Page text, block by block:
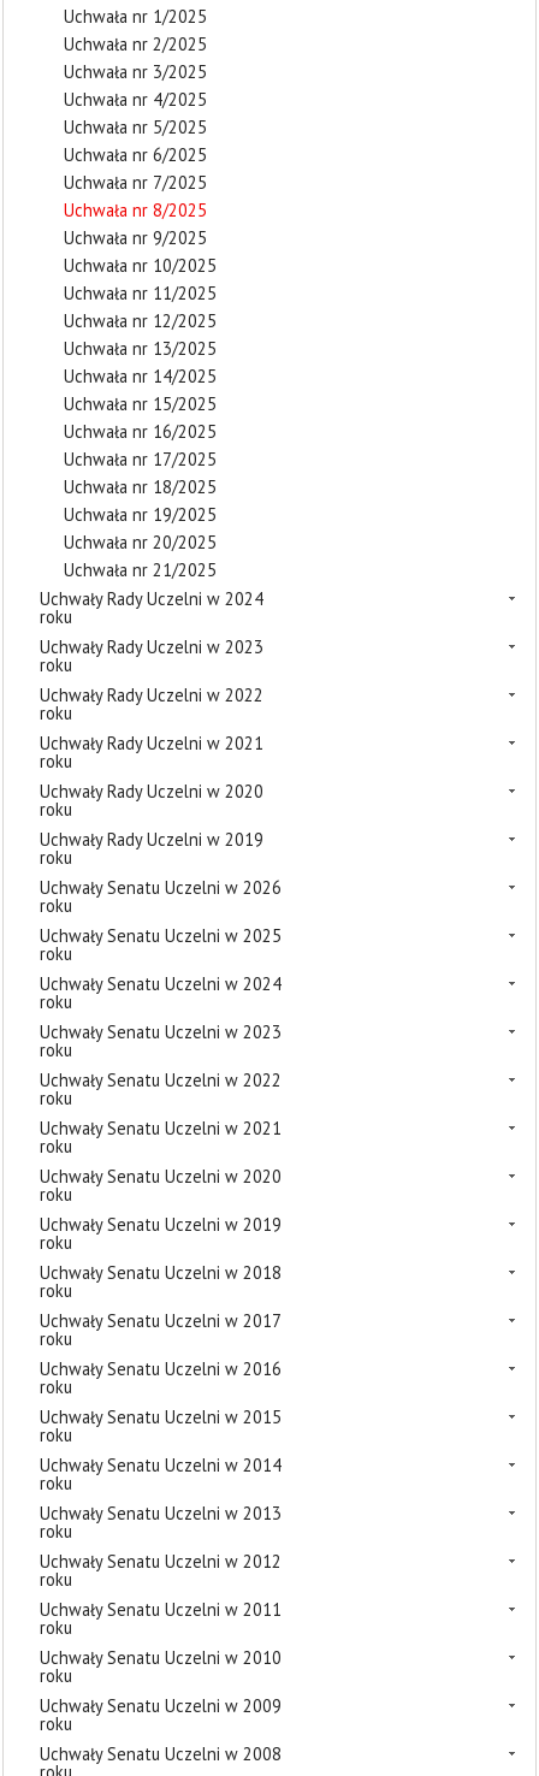
Uchwała nr 1/2025
Uchwała nr 2/2025
Uchwała nr 3/2025
Uchwała nr 4/2025
Uchwała nr 5/2025
Uchwała nr 6/2025
Uchwała nr 7/2025
Uchwała nr 8/2025
Uchwała nr 9/2025
Uchwała nr 10/2025
Uchwała nr 11/2025
Uchwała nr 12/2025
Uchwała nr 13/2025
Uchwała nr 14/2025
Uchwała nr 15/2025
Uchwała nr 16/2025
Uchwała nr 17/2025
Uchwała nr 18/2025
Uchwała nr 19/2025
Uchwała nr 20/2025
Uchwała nr 21/2025
Uchwały Rady Uczelni w 2024
roku
Uchwały Rady Uczelni w 2023
roku
Uchwały Rady Uczelni w 2022
roku
Uchwały Rady Uczelni w 2021
roku
Uchwały Rady Uczelni w 2020
roku
Uchwały Rady Uczelni w 2019
roku
Uchwały Senatu Uczelni w 2026
roku
Uchwały Senatu Uczelni w 2025
roku
Uchwały Senatu Uczelni w 2024
roku
Uchwały Senatu Uczelni w 2023
roku
Uchwały Senatu Uczelni w 2022
roku
Uchwały Senatu Uczelni w 2021
roku
Uchwały Senatu Uczelni w 2020
roku
Uchwały Senatu Uczelni w 2019
roku
Uchwały Senatu Uczelni w 2018
roku
Uchwały Senatu Uczelni w 2017
roku
Uchwały Senatu Uczelni w 2016
roku
Uchwały Senatu Uczelni w 2015
roku
Uchwały Senatu Uczelni w 2014
roku
Uchwały Senatu Uczelni w 2013
roku
Uchwały Senatu Uczelni w 2012
roku
Uchwały Senatu Uczelni w 2011
roku
Uchwały Senatu Uczelni w 2010
roku
Uchwały Senatu Uczelni w 2009
roku
Uchwały Senatu Uczelni w 2008